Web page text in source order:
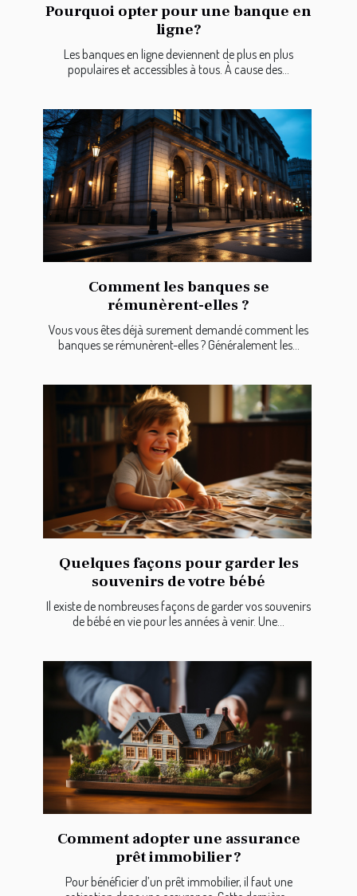
Pourquoi opter pour une banque en
ligne?
Les banques en ligne deviennent de plus en plus
populaires et accessibles à tous. À cause des...
Comment les banques se
rémunèrent-elles ?
Vous vous êtes déjà surement demandé comment les
banques se rémunèrent-elles ? Généralement les...
Quelques façons pour garder les
souvenirs de votre bébé
Il existe de nombreuses façons de garder vos souvenirs
de bébé en vie pour les années à venir. Une...
Comment adopter une assurance
prêt immobilier ?
Pour bénéficier d’un prêt immobilier, il faut une